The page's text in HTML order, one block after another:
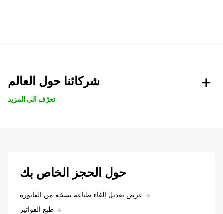
شركائنا حول العالم
تعرّف الى المزيد
حول الحجز الخاص بك
عرض تعديل إلغاء طباعة نسخة من الفاتورة
طبع الفواتير